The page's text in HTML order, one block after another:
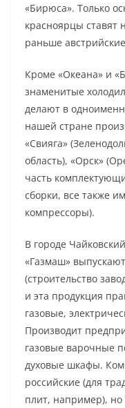
«Бирюса». Только
красноярцы ставят
раньше австрийские
Кроме «Океана» и
знаменитые
делают в
нашей стране
«Свияга»
область), «Орск»
часть
сборки, все также
компрессоры).
В городе
«Газмаш»
(строительство
и эта продукция
газовые,
Производит
газовые варочные
духовые шкафы.
российские (для
плит, например), но